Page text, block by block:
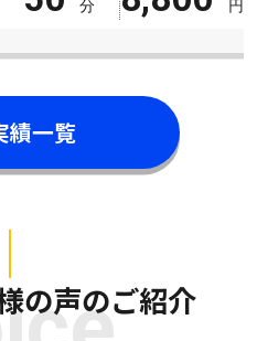
円
績一覧
の声のご紹介